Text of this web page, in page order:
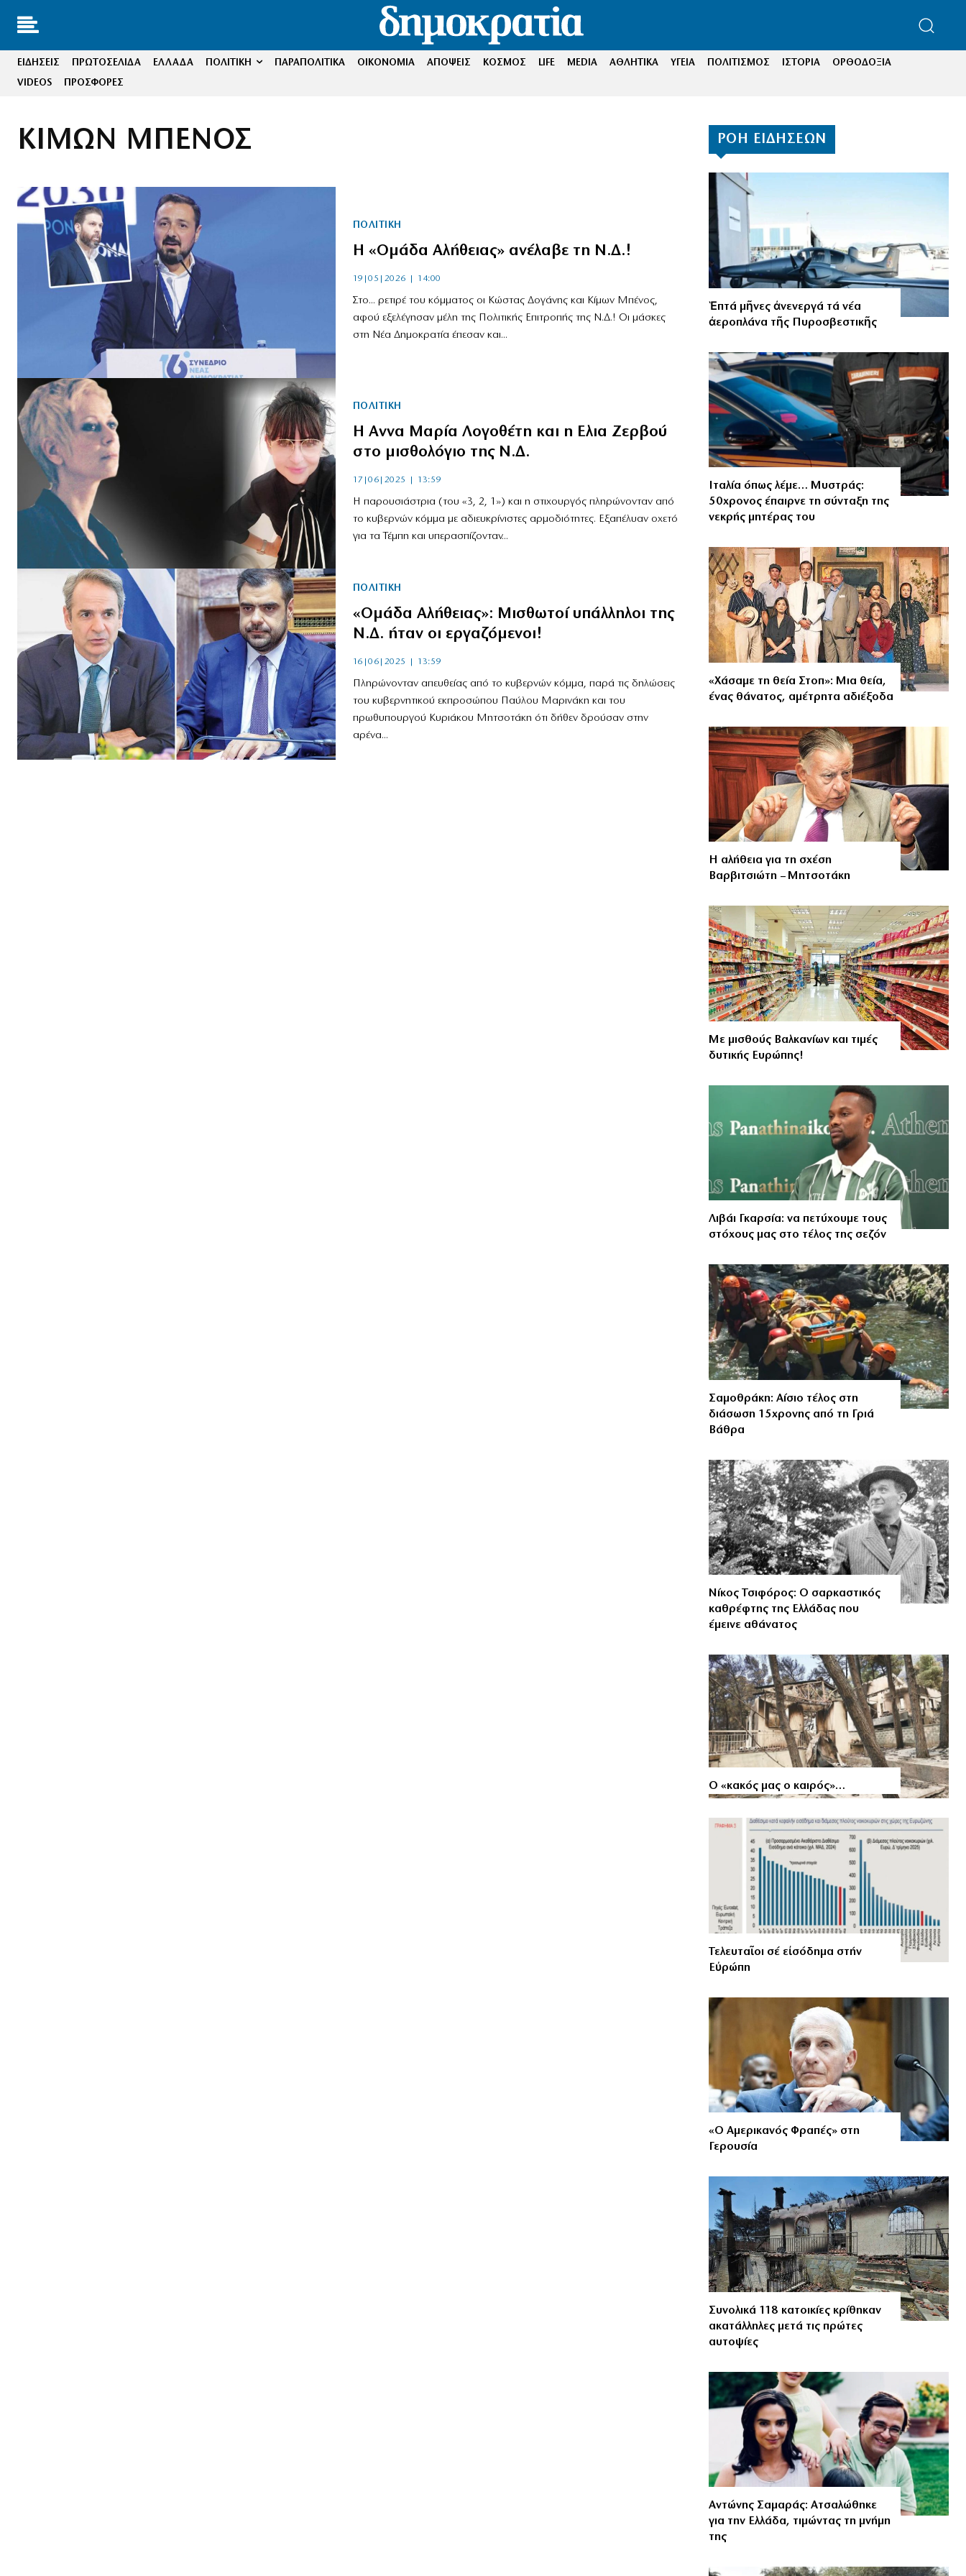
ΕΙΔΗΣΕΙΣ ΠΡΩΤΟΣΕΛΙΔΑ ΕΛΛΑΔΑ ΠΟΛΙΤΙΚΗ ΠΑΡΑΠΟΛΙΤΙΚΑ ΟΙΚΟΝΟΜΙΑ ΑΠΟΨΕΙΣ ΚΟΣΜΟΣ LIFE MEDIA ΑΘΛΗΤΙΚΑ ΥΓΕΙΑ ΠΟΛΙΤΙΣΜΟΣ ΙΣΤΟΡΙΑ
ΟΡΘΟΔΟΞΙΑ
VIDEOS
ΠΡΟΣΦΟΡΕΣ
ΚΙΜΩΝ ΜΠΕΝΟΣ
ΠΟΛΙΤΙΚΗ
Η «Ομάδα Αλήθειας» ανέλαβε τη Ν.Δ.!
19|05|2026 | 14:00
Στο... ρετιρέ του κόμματος οι Κώστας Δογάνης και Κίμων Μπένος,
αφού εξελέγησαν μέλη της Πολιτικής Επιτροπής της Ν.Δ.! Οι μάσκες
στη Νέα Δημοκρατία έπεσαν και...
ΠΟΛΙΤΙΚΗ
Η Αννα Μαρία Λογοθέτη και η Ελια Ζερβού
στο μισθολόγιο της Ν.Δ.
17|06|2025 | 13:59
Η παρουσιάστρια (του «3, 2, 1») και η στιχουργός πληρώνονταν από
το κυβερνών κόμμα με αδιευκρίνιστες αρμοδιότητες. Εξαπέλυαν οχετό
για τα Τέμπη και υπερασπίζονταν...
ΠΟΛΙΤΙΚΗ
«Ομάδα Αλήθειας»: Μισθωτοί υπάλληλοι της
Ν.Δ. ήταν οι εργαζόμενοι!
16|06|2025 | 13:59
Πληρώνονταν απευθείας από το κυβερνών κόμμα, παρά τις δηλώσεις
του κυβερνητικού εκπροσώπου Παύλου Μαρινάκη και του
πρωθυπουργού Κυριάκου Μητσοτάκη ότι δήθεν δρούσαν στην
αρένα...
ΡΟΗ ΕΙΔΗΣΕΩΝ
Ἑπτά μῆνες ἀνενεργά τά νέα
ἀεροπλάνα τῆς Πυροσβεστικῆς
Ιταλία όπως λέμε… Μυστράς:
50χρονος έπαιρνε τη σύνταξη της
νεκρής μητέρας του
«Χάσαμε τη θεία Στοπ»: Μια θεία,
ένας θάνατος, αμέτρητα αδιέξοδα
Η αλήθεια για τη σχέση
Βαρβιτσιώτη – Μητσοτάκη
Με μισθούς Βαλκανίων και τιμές
δυτικής Ευρώπης!
Λιβάι Γκαρσία: να πετύχουμε τους
στόχους μας στο τέλος της σεζόν
Σαμοθράκη: Αίσιο τέλος στη
διάσωση 15χρονης από τη Γριά
Βάθρα
Νίκος Τσιφόρος: Ο σαρκαστικός
καθρέφτης της Ελλάδας που
έμεινε αθάνατος
Ο «κακός μας ο καιρός»…
Τελευταῖοι σέ εἰσόδημα στήν
Εὐρώπη
«Ο Αμερικανός Φραπές» στη
Γερουσία
Συνολικά 118 κατοικίες κρίθηκαν
ακατάλληλες μετά τις πρώτες
αυτοψίες
Αντώνης Σαμαράς: Ατσαλώθηκε
για την Ελλάδα, τιμώντας τη μνήμη
της